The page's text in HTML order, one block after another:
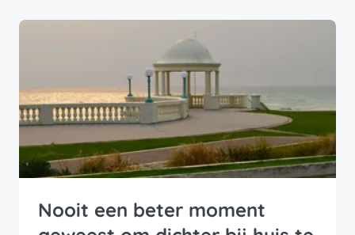
Nooit een beter moment